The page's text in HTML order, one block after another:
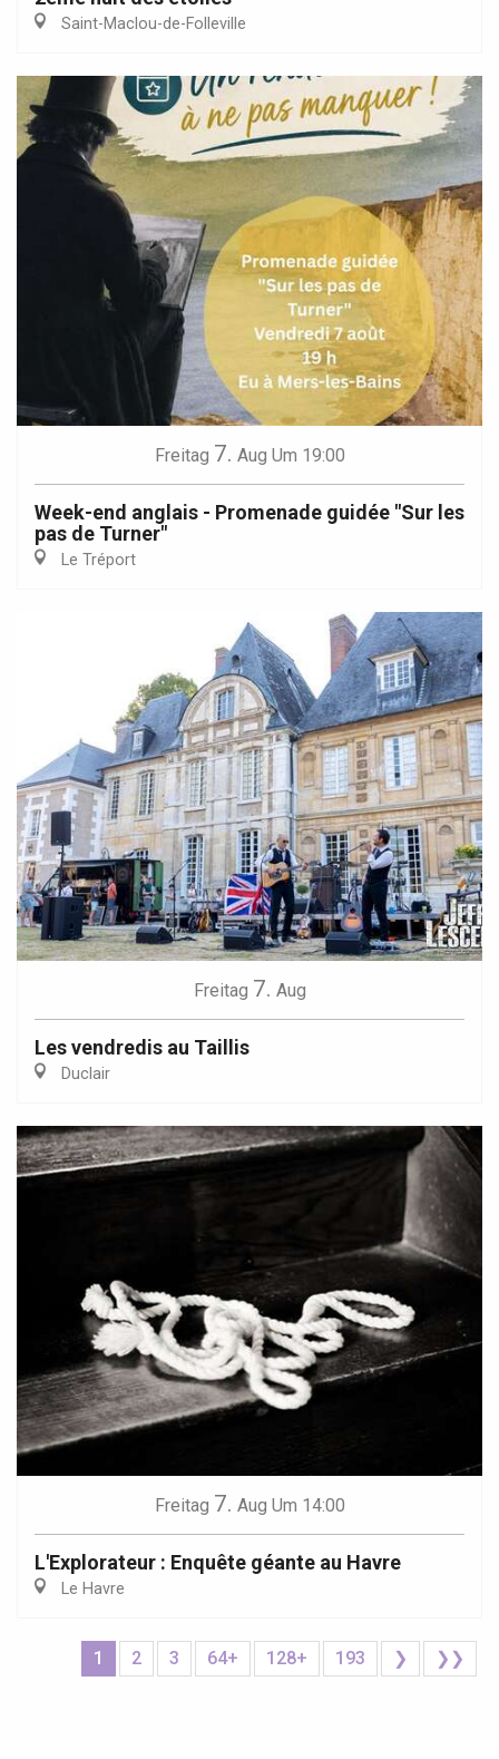
Saint-Maclou-de-Folleville
Freitag 7. Aug Um 19:00
Week-end anglais - Promenade guidée "Sur les
pas de Turner"
Le Tréport
Freitag 7. Aug
Les vendredis au Taillis
Duclair
Freitag 7. Aug Um 14:00
L'Explorateur : Enquête géante au Havre
Le Havre
1 2 3 64+ 128+ 193 ❯ ❯❯